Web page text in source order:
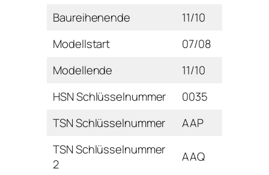
Baureihenende
11/10
Modellstart
07/08
Modellende
11/10
HSN Schlüsselnummer
0035
TSN Schlüsselnummer
AAP
TSN Schlüsselnummer
2
AAQ